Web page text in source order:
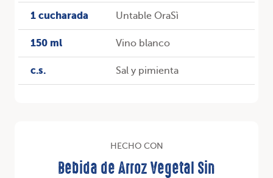
1 cucharada Untable OraSì
150 ml Vino blanco
c.s. Sal y pimienta
HECHO CON
Bebida de Arroz Vegetal Sin